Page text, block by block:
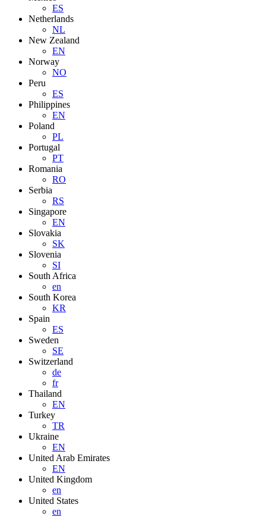
ES
Netherlands
NL
New Zealand
EN
Norway
NO
Peru
ES
Philippines
EN
Poland
PL
Portugal
PT
Romania
RO
Serbia
RS
Singapore
EN
Slovakia
SK
Slovenia
SI
South Africa
en
South Korea
KR
Spain
ES
Sweden
SE
Switzerland
de
fr
Thailand
EN
Turkey
TR
Ukraine
EN
United Arab Emirates
EN
United Kingdom
en
United States
en